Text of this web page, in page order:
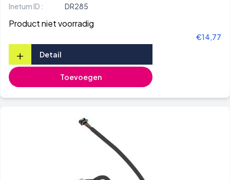
Inetum ID : DR285
Product niet voorradig
€14,77
+ Detail
Toevoegen